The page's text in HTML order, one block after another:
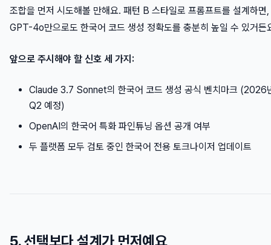
조합을 먼저 시도해볼 만해요. 패턴 B 스타일로 프롬프트를 설계하면,
GPT-4o만으로도 한국어 코드 생성 정확도를 충분히 높일 수 있거든
앞으로 주시해야 할 신호 세 가지:
Claude 3.7 Sonnet의 한국어 코드 생성 공식 벤치마크 (2026
Q2 예정)
OpenAI의 한국어 특화 파인튜닝 옵션 공개 여부
두 플랫폼 모두 검토 중인 한국어 전용 토크나이저 업데이트
5. 선택보다 설계가 먼저예요